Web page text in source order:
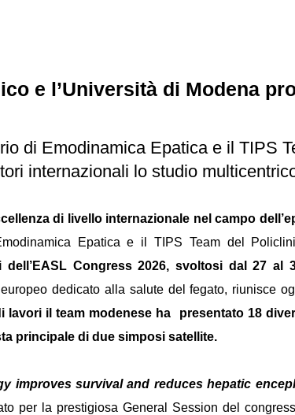
e l’Università di Modena
di Emodinamica Epatica e il TIPS
internazionali lo studio
di livello internazionale nel campo
Epatica e il TIPS Team del
dell’EASL Congress 2026, svoltosi dal 27 al
dedicato alla salute del fegato, riunisce
lavori il team modenese ha presentato 18
principale di due simposi satellite.
improves survival and reduces hepatic
per la prestigiosa General Session del